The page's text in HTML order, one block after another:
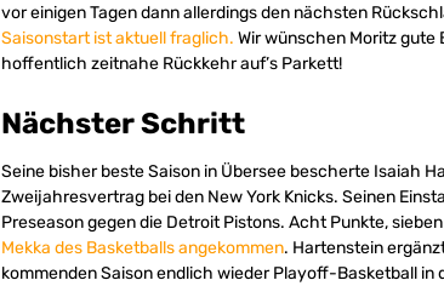
vor einigen Tagen dann allerdings den nächsten
Saisonstart ist aktuell fraglich. Wir wünschen Moritz gute
hoffentlich zeitnahe Rückkehr auf’s Parkett!
Nächster Schritt
Seine bisher beste Saison in Übersee bescherte Isaiah
Zweijahresvertrag bei den New York Knicks. Seinen
Preseason gegen die Detroit Pistons. Acht Punkte,
Mekka des Basketballs angekommen. Hartenstein
kommenden Saison endlich wieder Playoff-Basketball in